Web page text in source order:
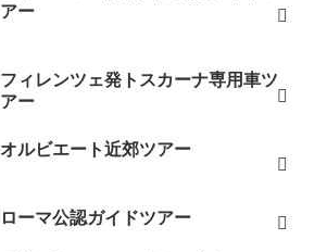
アー
フィレンツェ発トスカーナ専用車ツ
アー
オルビエート近郊ツアー
ローマ公認ガイドツアー